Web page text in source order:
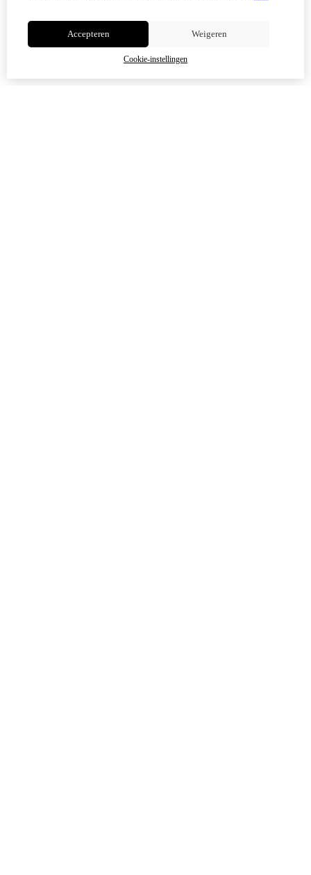
Accepteren Weigeren
Cookie-instellingen